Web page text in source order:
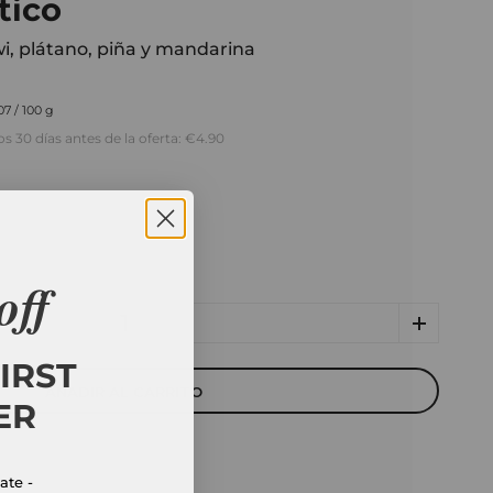
plátano, piña y mandarina
/ 100 g
30 días antes de la oferta: €4.90
AÑADIR AL CARRITO
-